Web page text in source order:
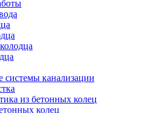
канализации
из бетонных колец
колец